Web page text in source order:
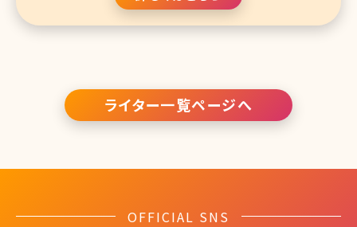
ライター一覧ページへ
OFFICIAL SNS